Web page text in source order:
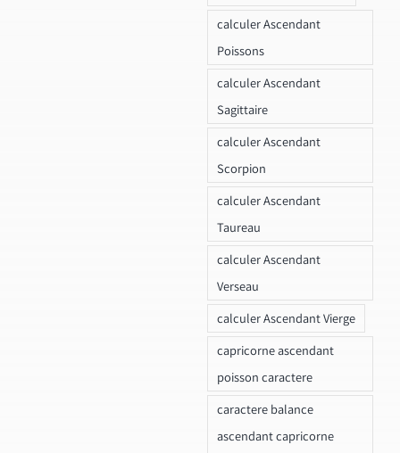
calculer Ascendant
Poissons
calculer Ascendant
Sagittaire
calculer Ascendant
Scorpion
calculer Ascendant
Taureau
calculer Ascendant
Verseau
calculer Ascendant Vierge
capricorne ascendant
poisson caractere
caractere balance
ascendant capricorne